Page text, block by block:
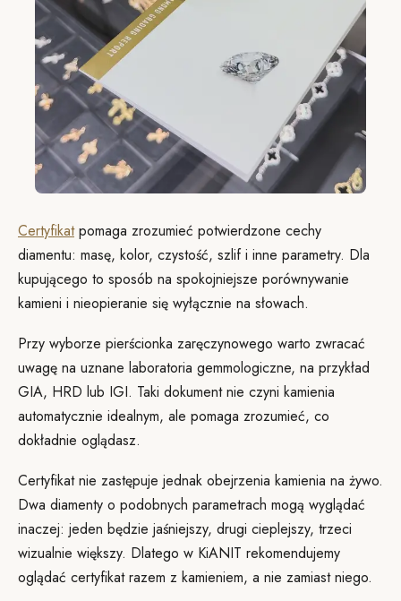
Certyfikatpomaga zrozumieć potwierdzone cechy
diamentu: masę, kolor, czystość, szlif i inne parametry. Dla
kupującego to sposób na spokojniejsze porównywanie
kamieni i nieopieranie się wyłącznie na słowach.
Przy wyborze pierścionka zaręczynowego warto zwracać
uwagę na uznane laboratoria gemmologiczne, na przykład
GIA, HRD lub IGI. Taki dokument nie czyni kamienia
automatycznie idealnym, ale pomaga zrozumieć, co
dokładnie oglądasz.
Certyfikat nie zastępuje jednak obejrzenia kamienia na żywo.
Dwa diamenty o podobnych parametrach mogą wyglądać
inaczej: jeden będzie jaśniejszy, drugi cieplejszy, trzeci
wizualnie większy. Dlatego w KiANIT rekomendujemy
oglądać certyfikat razem z kamieniem, a nie zamiast niego.